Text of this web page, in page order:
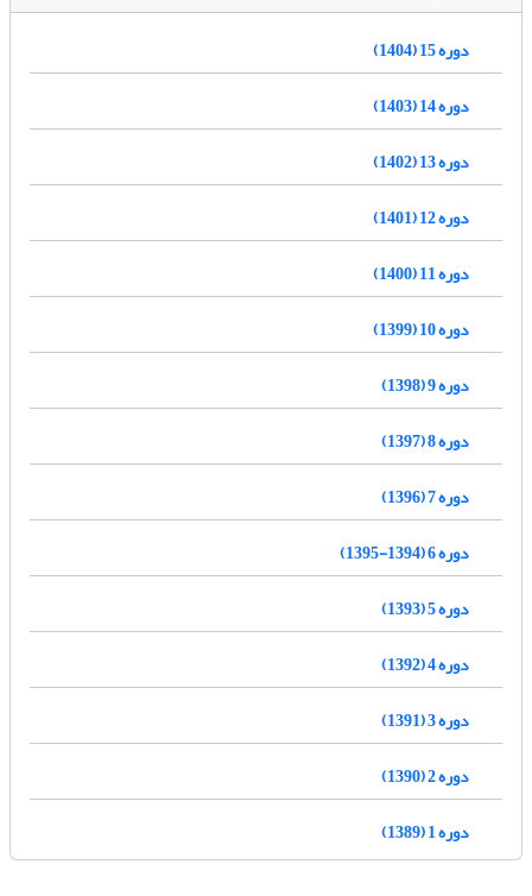
دوره 15 (1404)
دوره 14 (1403)
دوره 13 (1402)
دوره 12 (1401)
دوره 11 (1400)
دوره 10 (1399)
دوره 9 (1398)
دوره 8 (1397)
دوره 7 (1396)
دوره 6 (1394-1395)
دوره 5 (1393)
دوره 4 (1392)
دوره 3 (1391)
دوره 2 (1390)
دوره 1 (1389)